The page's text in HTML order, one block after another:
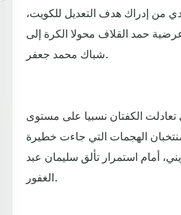
من إدراك هدف التعديل للكويت،
حمد القلاف محولا الكرة إلى
شباك محمد جعفر.
الكفتان نسبيا على مستوى
الهجمات التي جاءت خطيرة
أمام استمرار تألق سليمان عبد
الغفور.